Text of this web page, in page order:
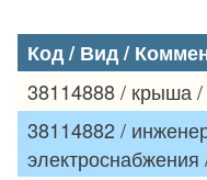
Код / Вид /
38114888 / крыша
38114882 /